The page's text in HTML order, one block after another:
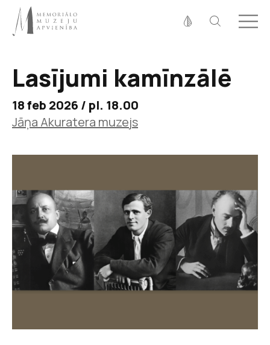
100%
Kontrasts
Lasījumi kamīnzālē
18 feb 2026 / pl. 18.00
Jāņa Akuratera muzejs